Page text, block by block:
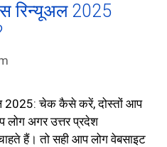
रिन्यूअल 2025
2025: चेक कैसे करें, दोस्तों आप
लोग अगर उत्तर प्रदेश
हैं। तो सही आप लोग वेबसाइट